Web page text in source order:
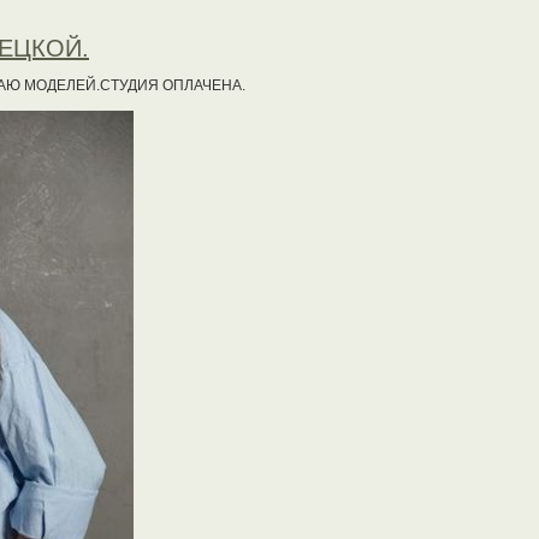
МОДЕЛЕЙ.СТУДИЯ ОПЛАЧЕНА.